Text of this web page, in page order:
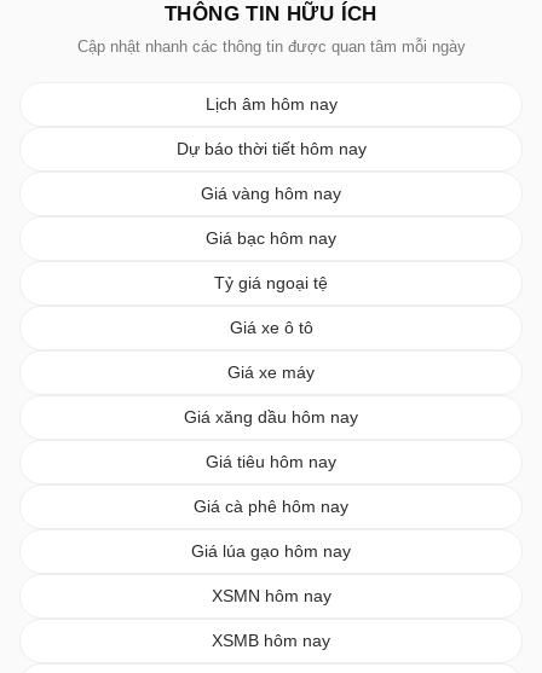
THÔNG TIN HỮU ÍCH
Cập nhật nhanh các thông tin được quan tâm mỗi ngày
Lịch âm hôm nay
Dự báo thời tiết hôm nay
Giá vàng hôm nay
Giá bạc hôm nay
Tỷ giá ngoại tệ
Giá xe ô tô
Giá xe máy
Giá xăng dầu hôm nay
Giá tiêu hôm nay
Giá cà phê hôm nay
Giá lúa gạo hôm nay
XSMN hôm nay
XSMB hôm nay